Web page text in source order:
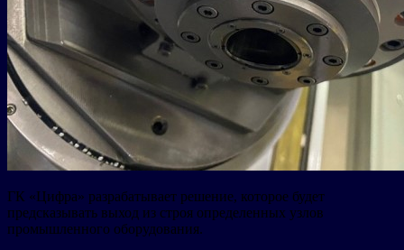
ГК «Цифра» разрабатывает решение, которое будет
предсказывать выход из строя определенных узлов
промышленного оборудования.